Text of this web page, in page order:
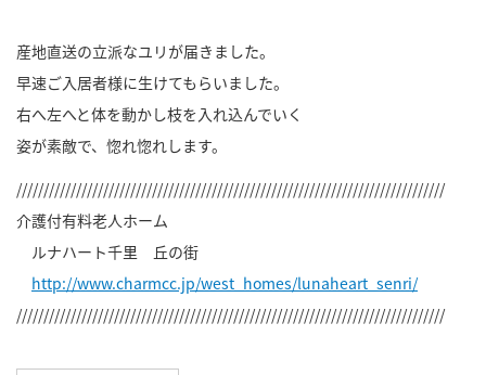
産地直送の立派なユリが届きました。
早速ご入居者様に生けてもらいました。
右へ左へと体を動かし枝を入れ込んでいく
姿が素敵で、惚れ惚れします。
///////////////////////////////////////////////////////////////////////////////
介護付有料老人ホーム
ルナハート千里 丘の街
http://www.charmcc.jp/west_homes/lunaheart_senri/
///////////////////////////////////////////////////////////////////////////////